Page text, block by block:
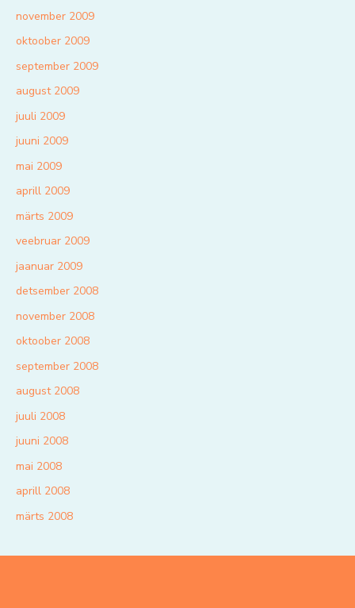
november 2009
oktoober 2009
september 2009
august 2009
juuli 2009
juuni 2009
mai 2009
aprill 2009
märts 2009
veebruar 2009
jaanuar 2009
detsember 2008
november 2008
oktoober 2008
september 2008
august 2008
juuli 2008
juuni 2008
mai 2008
aprill 2008
märts 2008